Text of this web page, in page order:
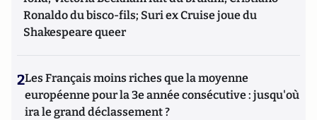
Ronaldo du bisco-fils; Suri ex Cruise joue du
Shakespeare queer
2Les Français moins riches que la moyenne
européenne pour la 3e année consécutive : jusqu'où
ira le grand déclassement ?